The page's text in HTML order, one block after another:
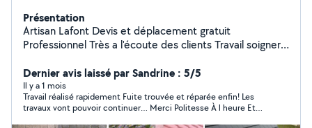
Présentation
Artisan Lafont Devis et déplacement gratuit
Professionnel Très a l'écoute des clients Travail soigner
couverture
Dernier avis laissé par Sandrine : 5/5
Il y a 1 mois
Travail réalisé rapidement Fuite trouvée et réparée enfin! Les
travaux vont pouvoir continuer… Merci Politesse À l heure Et